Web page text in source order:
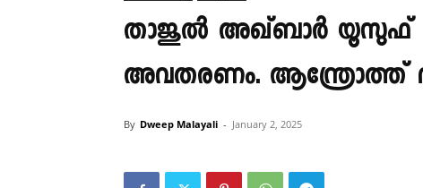
താജുൽ അഖ്ബാർ യൂസുഫ്
അവതരണം. ആന്ത്രോത്ത്
By Dweep Malayali - January 2, 2025